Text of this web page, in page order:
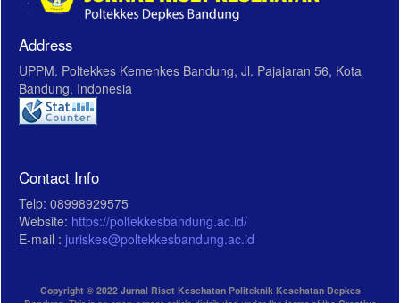
Address
UPPM. Poltekkes Kemenkes Bandung, Jl. Pajajaran 56, Kota
Bandung, Indonesia
Contact Info
Telp: 08998929575
Website: https://poltekkesbandung.ac.id/
E-mail : juriskes@poltekkesbandung.ac.id
Copyright © 2022 Jurnal Riset Kesehatan Politeknik Kesehatan Depkes